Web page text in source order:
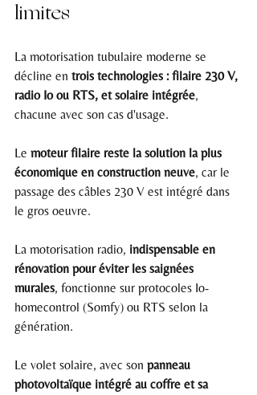
limites
La motorisation tubulaire moderne se
décline en trois technologies : filaire 230 V,
radio Io ou RTS, et solaire intégrée,
chacune avec son cas d'usage.
Le moteur filaire reste la solution la plus
économique en construction neuve, car le
passage des câbles 230 V est intégré dans
le gros oeuvre.
La motorisation radio, indispensable en
rénovation pour éviter les saignées
murales, fonctionne sur protocoles Io-
homecontrol (Somfy) ou RTS selon la
génération.
Le volet solaire, avec son panneau
photovoltaïque intégré au coffre et sa